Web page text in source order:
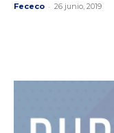
Fececo - 26 junio, 2019